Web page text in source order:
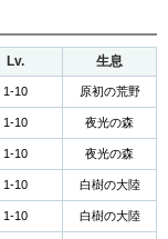
Lv. 生息
1-10 原初の荒野
1-10 夜光の森
1-10 夜光の森
1-10 白樹の大陸
1-10 白樹の大陸